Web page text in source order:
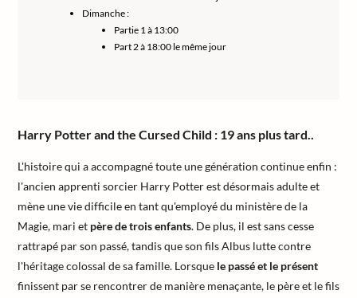
Dimanche :
Partie 1 à 13:00
Part 2 à 18:00 le même jour
Harry Potter and the Cursed Child : 19 ans plus tard..
L'histoire qui a accompagné toute une génération continue enfin :
l'ancien apprenti sorcier Harry Potter est désormais adulte et
mène une vie difficile en tant qu'employé du ministère de la
Magie, mari et père de trois enfants. De plus, il est sans cesse
rattrapé par son passé, tandis que son fils Albus lutte contre
l'héritage colossal de sa famille. Lorsque le passé et le présent
finissent par se rencontrer de manière menaçante, le père et le fils